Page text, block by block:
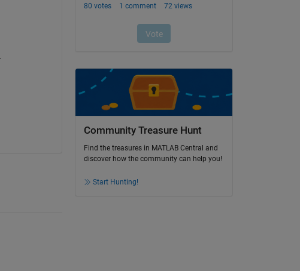
Community Treasure Hunt
Find the treasures in MATLAB Central and
discover how the community can help you!
Start Hunting!